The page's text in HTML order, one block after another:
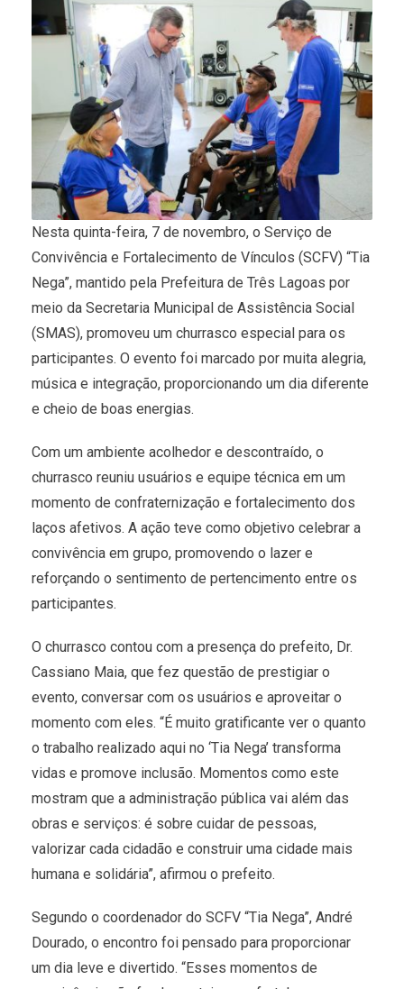
Nesta quinta-feira, 7 de novembro, o Serviço de
Convivência e Fortalecimento de Vínculos (SCFV) “Tia
Nega”, mantido pela Prefeitura de Três Lagoas por
meio da Secretaria Municipal de Assistência Social
(SMAS), promoveu um churrasco especial para os
participantes. O evento foi marcado por muita alegria,
música e integração, proporcionando um dia diferente
e cheio de boas energias.
Com um ambiente acolhedor e descontraído, o
churrasco reuniu usuários e equipe técnica em um
momento de confraternização e fortalecimento dos
laços afetivos. A ação teve como objetivo celebrar a
convivência em grupo, promovendo o lazer e
reforçando o sentimento de pertencimento entre os
participantes.
O churrasco contou com a presença do prefeito, Dr.
Cassiano Maia, que fez questão de prestigiar o
evento, conversar com os usuários e aproveitar o
momento com eles. “É muito gratificante ver o quanto
o trabalho realizado aqui no ‘Tia Nega’ transforma
vidas e promove inclusão. Momentos como este
mostram que a administração pública vai além das
obras e serviços: é sobre cuidar de pessoas,
valorizar cada cidadão e construir uma cidade mais
humana e solidária”, afirmou o prefeito.
Segundo o coordenador do SCFV “Tia Nega”, André
Dourado, o encontro foi pensado para proporcionar
um dia leve e divertido. “Esses momentos de